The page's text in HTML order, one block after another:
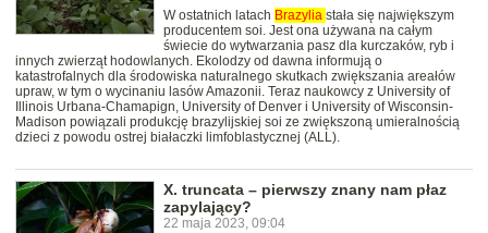
W ostatnich latach Brazylia stała się największym
producentem soi. Jest ona używana na całym
świecie do wytwarzania pasz dla kurczaków, ryb i
innych zwierząt hodowlanych. Ekolodzy od dawna informują o
katastrofalnych dla środowiska naturalnego skutkach zwiększania areałów
upraw, w tym o wycinaniu lasów Amazonii. Teraz naukowcy z University of
Illinois Urbana-Chamapign, University of Denver i University of Wisconsin-
Madison powiązali produkcję brazylijskiej soi ze zwiększoną umieralnością
dzieci z powodu ostrej białaczki limfoblastycznej (ALL).
X. truncata – pierwszy znany nam płaz
zapylający?
22 maja 2023, 09:04